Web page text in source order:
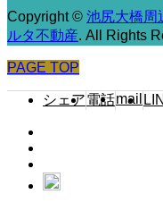
Copyright© 池尻大橋周
ルタ不動産. All Rights
PAGE TOP
シェア電話mail